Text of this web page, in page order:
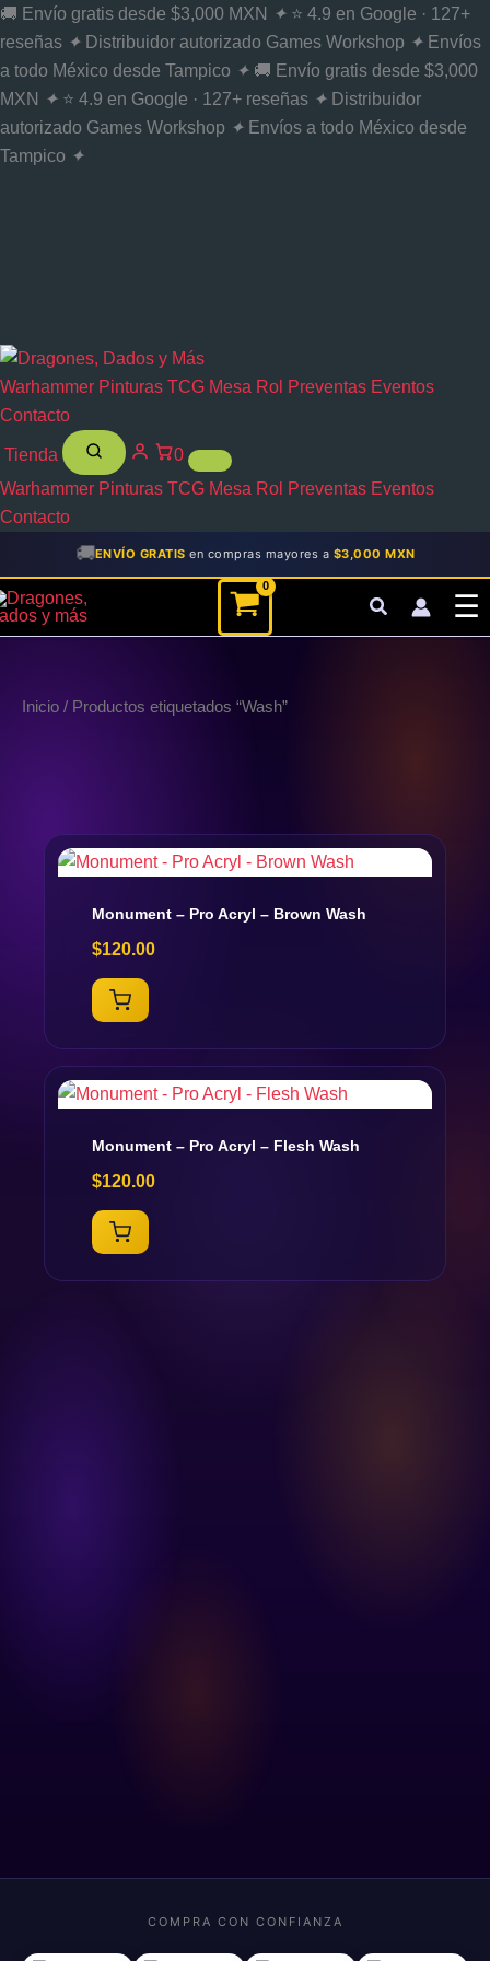
🚚 Envío gratis desde $3,000 MXN ✦ ⭐ 4.9 en Google · 127+
reseñas ✦ Distribuidor autorizado Games Workshop ✦ Envíos
a todo México desde Tampico ✦ 🚚 Envío gratis desde $3,000
MXN ✦ ⭐ 4.9 en Google · 127+ reseñas ✦ Distribuidor
autorizado Games Workshop ✦ Envíos a todo México desde
Tampico ✦
Warhammer Pinturas TCG Mesa Rol Preventas Eventos
Contacto
Tienda
0
Warhammer Pinturas TCG Mesa Rol Preventas Eventos
Contacto
🚚ENVÍO GRATIS en compras mayores a $3,000 MXN
Ir
al
contenido
☰
Inicio / Productos etiquetados “Wash”
Monument – Pro Acryl – Brown Wash
$120.00
Monument – Pro Acryl – Flesh Wash
$120.00
COMPRA CON CONFIANZA